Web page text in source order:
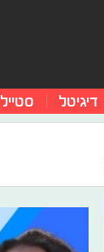
דיגיטל סטייל